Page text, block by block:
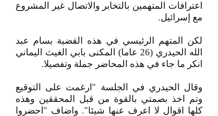
اعترافات المتهمين بالتخابر والاتصال غير المشروع
مع إسرائيل.
لكن المتهم الرئيسي في هذه القضية بسام عبد
الله الحيدري (26 عاما) المكنى بابي الغيث اليماني
انكر ما جاء في هذه المحاضر جملة وتفصيلا.
وقال الحيدري في الجلسة "ارغمت على التوقيع
وتم اخذ بصمتي بالقوة من قبل المحققين وهذه
كلها اقوال لا اعرف عنها شيئا". واضاف "احضروا